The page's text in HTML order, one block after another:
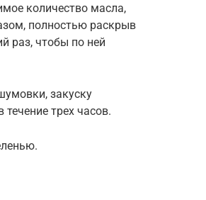
количество масла,
полностью раскрыв
раз, чтобы по ней
закуску
трех часов.